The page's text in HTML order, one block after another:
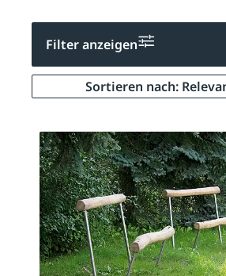
Filter anzeigen